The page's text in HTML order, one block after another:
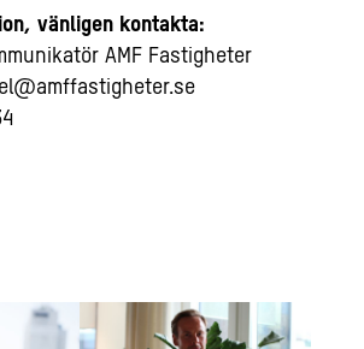
vänligen kontakta:
AMF Fastigheter